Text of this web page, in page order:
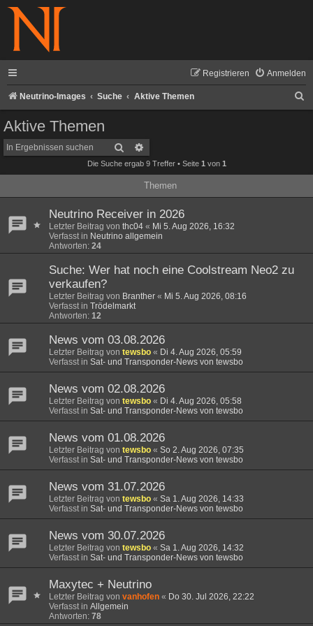
Anmelden
Registrieren
Neutrino-Images Suche Aktive Themen
Aktive Themen
Suche
Die Suche ergab 9 Treffer • Seite 1 von 1
Themen
Neutrino Receiver in 2026
Letzter Beitrag von thc04 « Mi 5. Aug 2026, 16:32
Verfasst in Neutrino allgemein
Antworten: 24
Suche: Wer hat noch eine Coolstream Neo2 zu
verkaufen?
Letzter Beitrag von Branther « Mi 5. Aug 2026, 08:16
Verfasst in Trödelmarkt
Antworten: 12
News vom 03.08.2026
Letzter Beitrag von tewsbo « Di 4. Aug 2026, 05:59
Verfasst in Sat- und Transponder-News von tewsbo
News vom 02.08.2026
Letzter Beitrag von tewsbo « Di 4. Aug 2026, 05:58
Verfasst in Sat- und Transponder-News von tewsbo
News vom 01.08.2026
Letzter Beitrag von tewsbo « So 2. Aug 2026, 07:35
Verfasst in Sat- und Transponder-News von tewsbo
News vom 31.07.2026
Letzter Beitrag von tewsbo « Sa 1. Aug 2026, 14:33
Verfasst in Sat- und Transponder-News von tewsbo
News vom 30.07.2026
Letzter Beitrag von tewsbo « Sa 1. Aug 2026, 14:32
Verfasst in Sat- und Transponder-News von tewsbo
Maxytec + Neutrino
Letzter Beitrag von vanhofen « Do 30. Jul 2026, 22:22
Verfasst in Allgemein
Antworten: 78